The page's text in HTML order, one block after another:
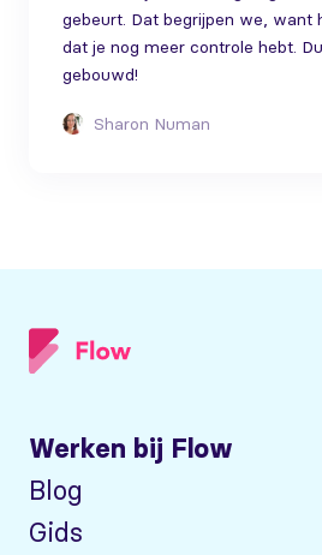
gebeurt. Dat begrijpen we, want
dat je nog meer controle hebt.
gebouwd!
Sharon Numan
Werken bij Flow
Blog
Gids